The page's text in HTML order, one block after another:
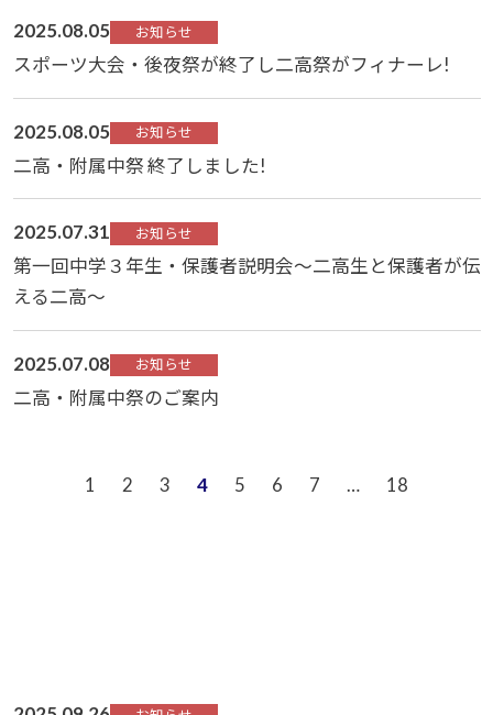
2025.08.05 お知らせ
スポーツ大会・後夜祭が終了し二高祭がフィナーレ!
2025.08.05 お知らせ
二高・附属中祭 終了しました!
2025.07.31 お知らせ
第一回中学３年生・保護者説明会～二高生と保護者が伝
える二高～
2025.07.08 お知らせ
二高・附属中祭のご案内
1 2 3 4 5 6 7 … 18